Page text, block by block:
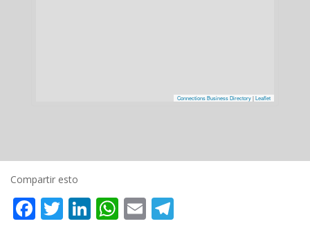
Connections Business Directory|Leaflet
Compartir esto
Facebook
Twitter
LinkedIn
WhatsApp
Email